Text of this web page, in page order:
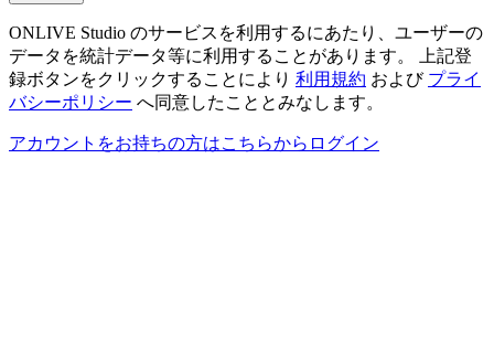
ONLIVE Studio のサービスを利用するにあたり、ユーザーの
データを統計データ等に利用することがあります。 上記登
録ボタンをクリックすることにより 利用規約 および プライ
バシーポリシー へ同意したこととみなします。
アカウントをお持ちの方はこちらからログイン